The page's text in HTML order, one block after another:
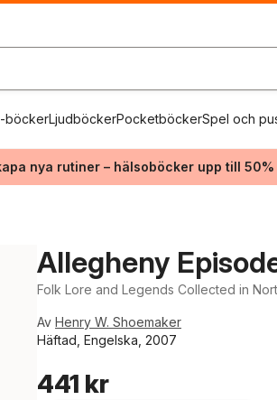
böckerLjudböckerPocketböckerSpel och
nya rutiner – hälsoböcker upp till
Allegheny
Folk Lore and Legends Collected in
Av Henry W. Shoemaker
Häftad, Engelska, 2007
441 kr